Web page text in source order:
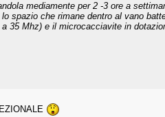
mediamente per 2 -3 ore a
spazio che rimane dentro al vano
35 Mhz) e il microcacciavite in